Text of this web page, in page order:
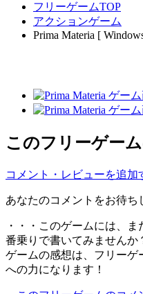
フリーゲームTOP
アクションゲーム
Prima Materia [
このフリーゲー
コメント・レビューを追加
あなたのコメントをお待ち
・・・このゲームには、
番乗りで書いてみませんか
ゲームの感想は、フリー
への力になります！